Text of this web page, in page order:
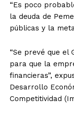
“Es poco
la deuda de
públicas y la
“Se prevé que el
para que la
financieras”,
Desarrollo
Competitividad